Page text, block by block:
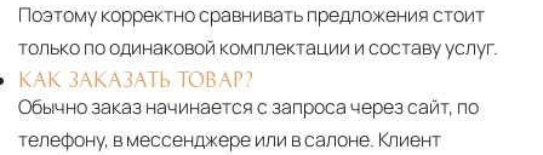
Поэтому корректно сравнивать предложения стоит
только по одинаковой комплектации и составу услуг.
КАК ЗАКАЗАТЬ ТОВАР?
Обычно заказ начинается с запроса через сайт, по
телефону, в мессенджере или в салоне. Клиент